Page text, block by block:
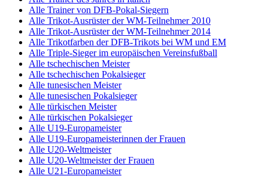
Alle Trainer von DFB-Pokal-Siegern
Alle Trikot-Ausrüster der WM-Teilnehmer 2010
Alle Trikot-Ausrüster der WM-Teilnehmer 2014
Alle Trikotfarben der DFB-Trikots bei WM und EM
Alle Triple-Sieger im europäischen Vereinsfußball
Alle tschechischen Meister
Alle tschechischen Pokalsieger
Alle tunesischen Meister
Alle tunesischen Pokalsieger
Alle türkischen Meister
Alle türkischen Pokalsieger
Alle U19-Europameister
Alle U19-Europameisterinnen der Frauen
Alle U20-Weltmeister
Alle U20-Weltmeister der Frauen
Alle U21-Europameister